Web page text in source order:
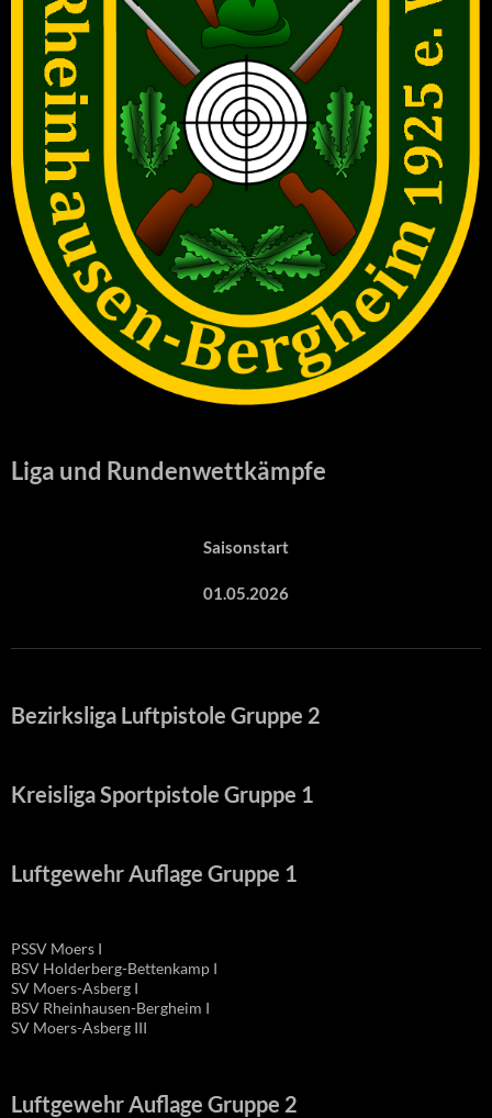
Liga und Rundenwettkämpfe
Saisonstart
01.05.2026
Bezirksliga Luftpistole Gruppe 2
Kreisliga Sportpistole Gruppe 1
Luftgewehr Auflage Gruppe 1
PSSV Moers I
BSV Holderberg-Bettenkamp I
SV Moers-Asberg I
BSV Rheinhausen-Bergheim I
SV Moers-Asberg III
Luftgewehr Auflage Gruppe 2